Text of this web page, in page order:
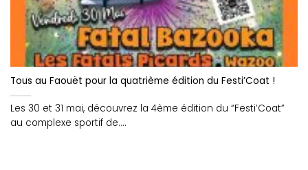
Tous au Faouët pour la quatrième édition du Festi’Coat !
Les 30 et 31 mai, découvrez la 4ème édition du “Festi’Coat”
au complexe sportif de....